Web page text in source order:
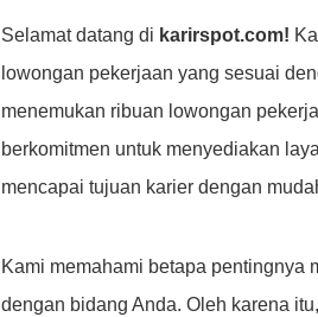
Selamat datang di karirspot.com!
lowongan pekerjaan yang sesuai
menemukan ribuan lowongan
berkomitmen untuk menyediakan
mencapai tujuan karier dengan
Kami memahami betapa pentingnya
dengan bidang Anda. Oleh karena